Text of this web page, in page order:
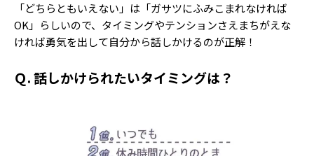
「どちらともいえない」は「ガサツにふみこまれなければ
OK」らしいので、タイミングやテンションさえまちがえな
ければ勇気を出して自分から話しかけるのが正解！
Ｑ. 話しかけられたいタイミングは？